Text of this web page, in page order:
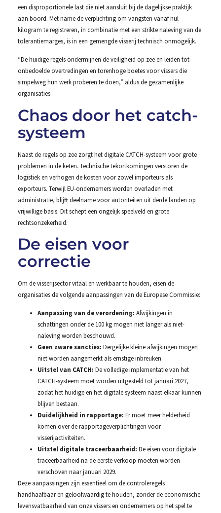
een disproportionele last die niet aansluit bij de dagelijkse praktijk
aan boord. Met name de verplichting om vangsten vanaf nul
kilogram te registreren, in combinatie met een strikte naleving van de
tolerantiemarges, is in een gemengde visserij technisch onmogelijk.
“De huidige regels ondermijnen de veiligheid op zee en leiden tot
onbedoelde overtredingen en torenhoge boetes voor vissers die
simpelweg hun werk proberen te doen,” aldus de gezamenlijke
organisaties.
Chaos door het catch-
systeem
Naast de regels op zee zorgt het digitale CATCH-systeem voor grote
problemen in de keten. Technische tekortkomingen verstoren de
logistiek en verhogen de kosten voor zowel importeurs als
exporteurs. Terwijl EU-ondernemers worden overladen met
administratie, blijft deelname voor autoriteiten uit derde landen op
vrijwillige basis. Dit schept een ongelijk speelveld en grote
rechtsonzekerheid.
De eisen voor
correctie
Om de visserijsector vitaal en werkbaar te houden, eisen de
organisaties de volgende aanpassingen van de Europese Commissie:
Aanpassing van de verordening: Afwijkingen in
schattingen onder de 100 kg mogen niet langer als niet-
naleving worden beschouwd.
Geen zware sancties: Dergelijke kleine afwijkingen mogen
niet worden aangemerkt als ernstige inbreuken.
Uitstel van CATCH: De volledige implementatie van het
CATCH-systeem moet worden uitgesteld tot januari 2027,
zodat het huidige en het digitale systeem naast elkaar kunnen
blijven bestaan.
Duidelijkheid in rapportage: Er moet meer helderheid
komen over de rapportageverplichtingen voor
visserijactiviteiten.
Uitstel digitale traceerbaarheid: De eisen voor digitale
traceerbaarheid na de eerste verkoop moeten worden
verschoven naar januari 2029.
Deze aanpassingen zijn essentieel om de controleregels
handhaafbaar en geloofwaardig te houden, zonder de economische
levensvatbaarheid van onze vissers en ondernemers op het spel te